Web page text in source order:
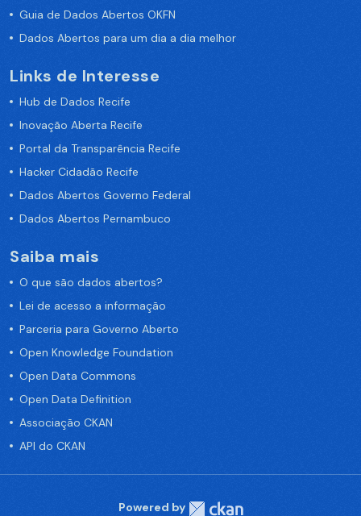
Guia de Dados Abertos OKFN
Dados Abertos para um dia a dia melhor
Links de Interesse
Hub de Dados Recife
Inovação Aberta Recife
Portal da Transparência Recife
Hacker Cidadão Recife
Dados Abertos Governo Federal
Dados Abertos Pernambuco
Saiba mais
O que são dados abertos?
Lei de acesso a informação
Parceria para Governo Aberto
Open Knowledge Foundation
Open Data Commons
Open Data Definition
Associação CKAN
API do CKAN
Powered by